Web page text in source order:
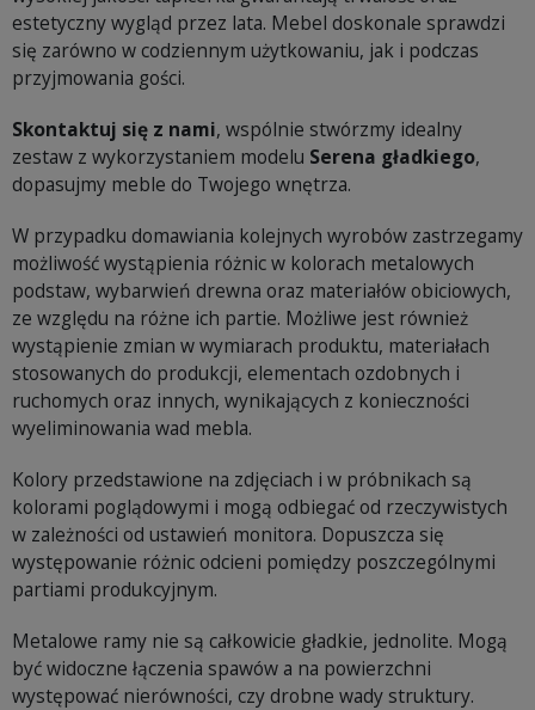
estetyczny wygląd przez lata. Mebel doskonale sprawdzi
się zarówno w codziennym użytkowaniu, jak i podczas
przyjmowania gości.
Skontaktuj się z nami, wspólnie stwórzmy idealny
zestaw z wykorzystaniem modelu Serena gładkiego,
dopasujmy meble do Twojego wnętrza.
W przypadku domawiania kolejnych wyrobów zastrzegamy
możliwość wystąpienia różnic w kolorach metalowych
podstaw, wybarwień drewna oraz materiałów obiciowych,
ze względu na różne ich partie. Możliwe jest również
wystąpienie zmian w wymiarach produktu, materiałach
stosowanych do produkcji, elementach ozdobnych i
ruchomych oraz innych, wynikających z konieczności
wyeliminowania wad mebla.
Kolory przedstawione na zdjęciach i w próbnikach są
kolorami poglądowymi i mogą odbiegać od rzeczywistych
w zależności od ustawień monitora. Dopuszcza się
występowanie różnic odcieni pomiędzy poszczególnymi
partiami produkcyjnym.
Metalowe ramy nie są całkowicie gładkie, jednolite. Mogą
być widoczne łączenia spawów a na powierzchni
występować nierówności, czy drobne wady struktury.